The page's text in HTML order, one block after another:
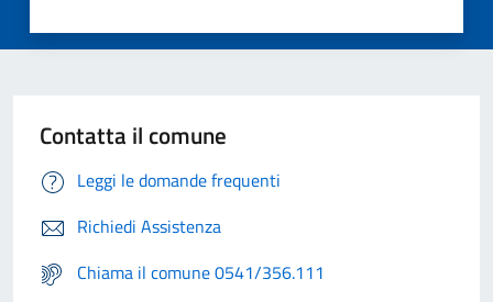
Contatta il comune
Leggi le domande frequenti
Richiedi Assistenza
Chiama il comune 0541/356.111